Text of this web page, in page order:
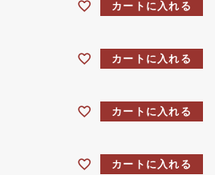
カートに入れる
カートに入れる
カートに入れる
カートに入れる